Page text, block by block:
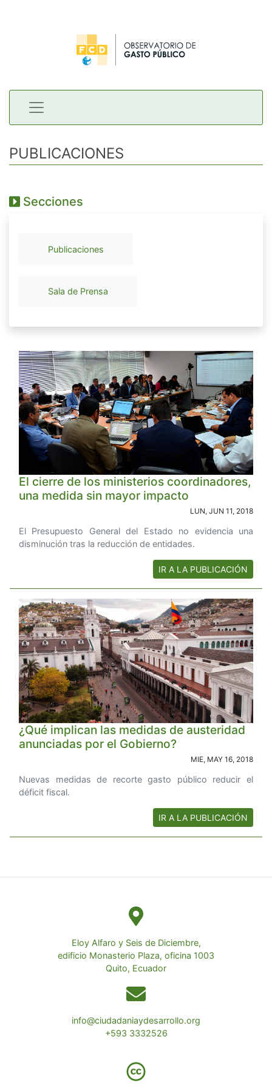
PUBLICACIONES
Secciones
Publicaciones
Sala de Prensa
El cierre de los ministerios coordinadores,
una medida sin mayor impacto
LUN, JUN 11, 2018
El Presupuesto General del Estado no evidencia una
disminución tras la reducción de entidades.
IR A LA PUBLICACIÓN
¿Qué implican las medidas de austeridad
anunciadas por el Gobierno?
MIE, MAY 16, 2018
Nuevas medidas de recorte gasto público reducir el
déficit fiscal.
IR A LA PUBLICACIÓN
Eloy Alfaro y Seis de Diciembre,
edificio Monasterio Plaza, oficina 1003
Quito, Ecuador
info@ciudadaniaydesarrollo.org
+593 3332526